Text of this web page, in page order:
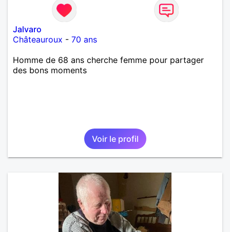
Jalvaro
Châteauroux - 70 ans
Homme de 68 ans cherche femme pour partager
des bons moments
Voir le profil